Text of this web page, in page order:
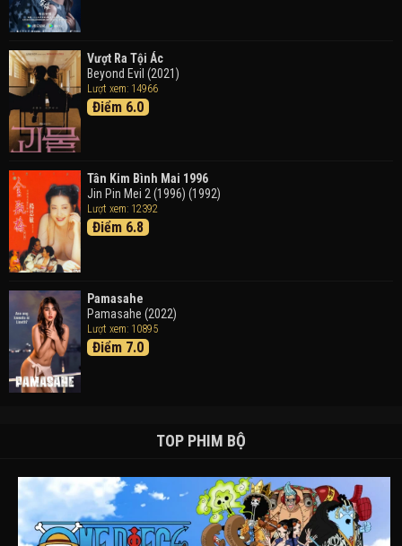
Vượt Ra Tội Ác
Beyond Evil (2021)
Lượt xem: 14966
Điểm 6.0
Tân Kim Bình Mai 1996
Jin Pin Mei 2 (1996) (1992)
Lượt xem: 12392
Điểm 6.8
Pamasahe
Pamasahe (2022)
Lượt xem: 10895
Điểm 7.0
TOP PHIM BỘ